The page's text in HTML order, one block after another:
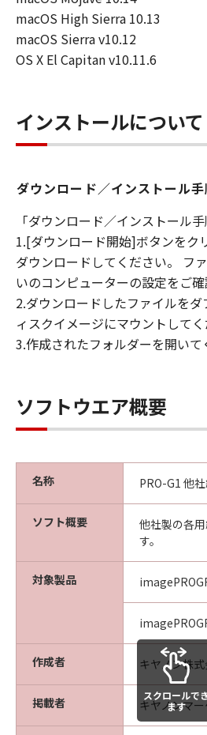
macOS High Sierra 10.13
macOS Sierra v10.12
OS X El Capitan v10.11.6
インストールについて
ダウンロード／インストール
「ダウンロード／インストール手
1.[ダウンロード開始]ボタンをク
ダウンロードしてください。 フ
いのコンピューターの設定をご確
2.ダウンロードしたファイルを
ィスクイメージにマウントしてく
3.作成されたフォルダーを開いて
ソフトウエア概要
名称 PRO-G1 他
ソフト概要
他社製の各
す。
対象製品
作成者 キヤノン株
掲載者 キヤノンマ
スクロールで
ます